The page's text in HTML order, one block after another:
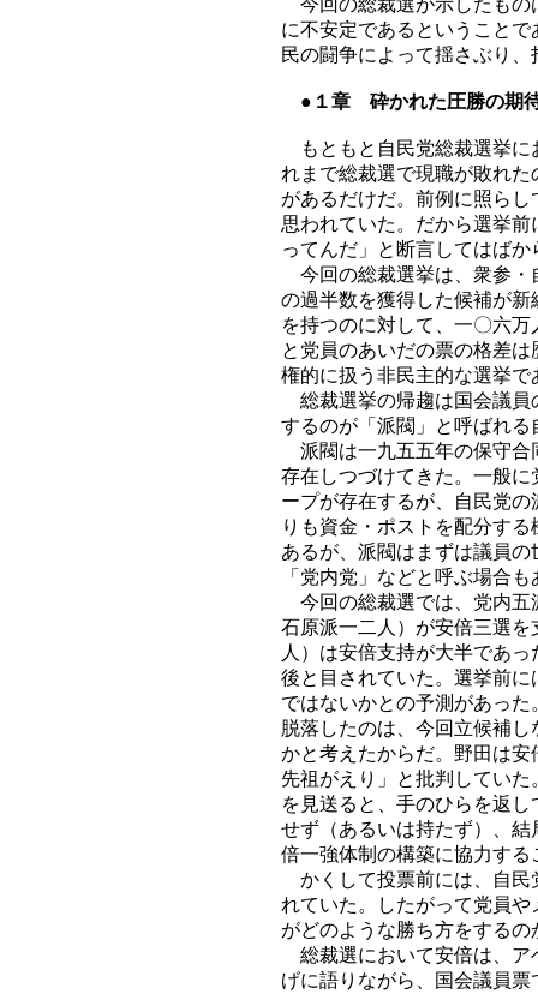
今回の総裁選が示したもの
に不安定であるということ
民の闘争によって揺さぶり
●１章 砕かれた圧勝の期
もともと自民党総裁選挙に
れまで総裁選で現職が敗れ
があるだけだ。前例に照ら
思われていた。だから選挙
ってんだ」と断言してはばか
今回の総裁選挙は、衆参・
の過半数を獲得した候補が
を持つのに対して、一〇六
と党員のあいだの票の格差
権的に扱う非民主的な選挙で
総裁選挙の帰趨は国会議員
するのが「派閥」と呼ばれ
派閥は一九五五年の保守合
存在しつづけてきた。一般
ープが存在するが、自民党
りも資金・ポストを配分す
あるが、派閥はまずは議員
「党内党」などと呼ぶ場合
今回の総裁選では、党内五
石原派一二人）が安倍三選
人）は安倍支持が大半であ
後と目されていた。選挙前
ではないかとの予測があっ
脱落したのは、今回立候補
かと考えたからだ。野田は
先祖がえり」と批判してい
を見送ると、手のひらを返
せず（あるいは持たず）、
倍一強体制の構築に協力する
かくして投票前には、自民
れていた。したがって党員
がどのような勝ち方をする
総裁選において安倍は、ア
げに語りながら、国会議員